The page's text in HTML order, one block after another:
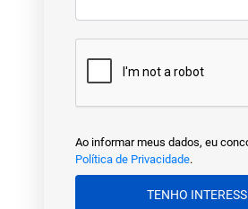
Ao informar meus dados, eu
Política de Privacidade.
TENHO